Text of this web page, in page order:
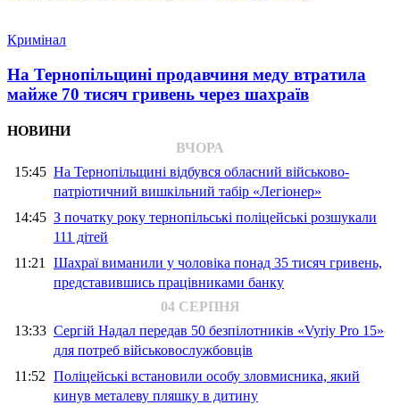
Кримінал
На Тернопільщині продавчиня меду втратила
майже 70 тисяч гривень через шахраїв
НОВИНИ
ВЧОРА
15:45 На Тернопільщині відбувся обласний військово-
патріотичний вишкільний табір «Легіонер»
14:45 З початку року тернопільські поліцейські розшукали
111 дітей
11:21 Шахраї виманили у чоловіка понад 35 тисяч гривень,
представившись працівниками банку
04 СЕРПНЯ
13:33 Сергій Надал передав 50 безпілотників «Vyriy Pro 15»
для потреб військовослужбовців
11:52 Поліцейські встановили особу зловмисника, який
кинув металеву пляшку в дитину